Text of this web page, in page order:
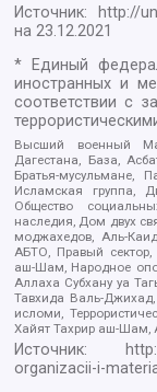
Источник: http://
на23.12.2021
* Единый
иностранных и
соответствии с
Высший военный
Дагестана, База,
Братья-мусульмане,
Исламская группа,
Общество
наследия, Дом двух
моджахедов, Аль-
АБТО, Правый сектор,
аш-Шам, Народное
Аллаха Субхану уа
Тавхида Валь-
исломи,
Хайят Тахрир аш-
Источник:
organizacii-i-